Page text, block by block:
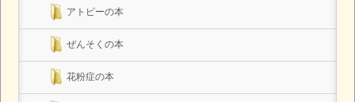
アトピーの本
ぜんそくの本
花粉症の本